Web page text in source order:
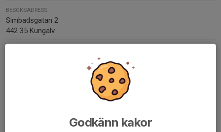
BESÖKSADRESS
Simbadsgatan 2
442 35 Kungälv
Godkänn kakor